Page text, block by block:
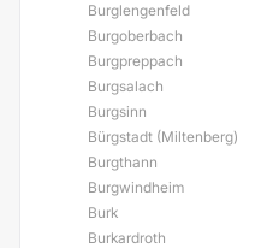
Burglengenfeld
Burgoberbach
Burgpreppach
Burgsalach
Burgsinn
Bürgstadt (Miltenberg)
Burgthann
Burgwindheim
Burk
Burkardroth